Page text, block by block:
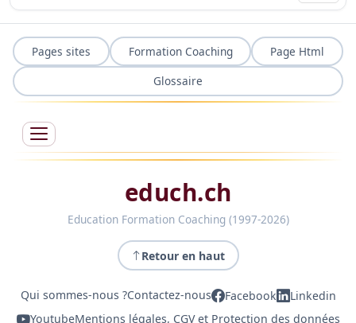
Pages sites Formation Coaching
Page Html
Glossaire
educh.ch
Education Formation Coaching (1997-2026)
Retour en haut
Qui sommes-nous ?Contactez-nous Facebook
Linkedin
YoutubeMentions légales, CGV et Protection des données